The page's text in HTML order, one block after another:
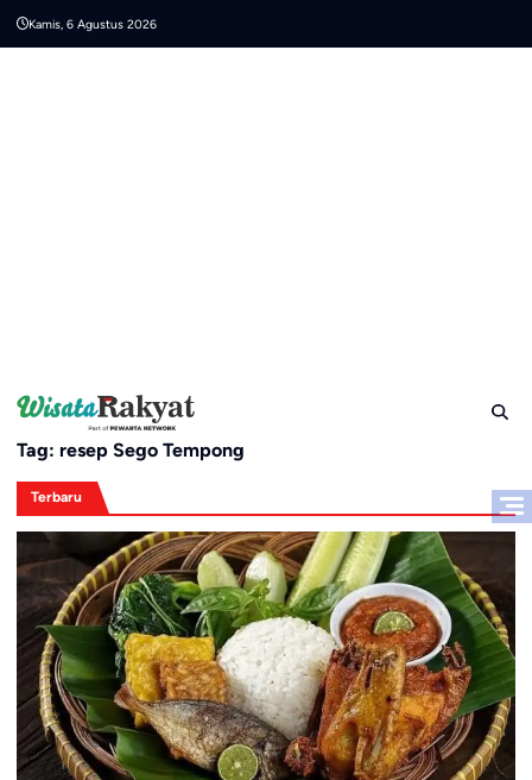
Kamis, 6 Agustus 2026
Tag: resep Sego Tempong
Terbaru